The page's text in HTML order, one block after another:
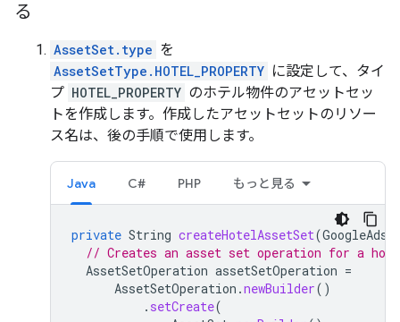
る
AssetSet.type を
AssetSetType.HOTEL_PROPERTY に設定して、タイ
プ HOTEL_PROPERTY のホテル物件のアセットセッ
トを作成します。作成したアセットセットのリソー
ス名は、後の手順で使用します。
Java C# PHP もっと見る
private String createHotelAssetSet(
// Creates an asset set operation for a
AssetSetOperation assetSetOperation =
AssetSetOperation .newBuilder()
. setCreate(